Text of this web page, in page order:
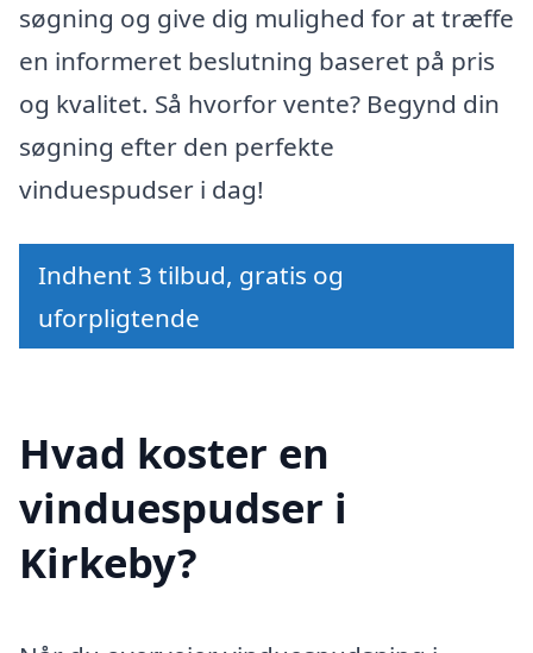
søgning og give dig mulighed for at træffe
en informeret beslutning baseret på pris
og kvalitet. Så hvorfor vente? Begynd din
søgning efter den perfekte
vinduespudser i dag!
Indhent 3 tilbud, gratis og
uforpligtende
Hvad koster en
vinduespudser i
Kirkeby?